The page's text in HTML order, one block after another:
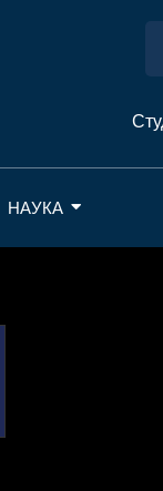
НАУКА